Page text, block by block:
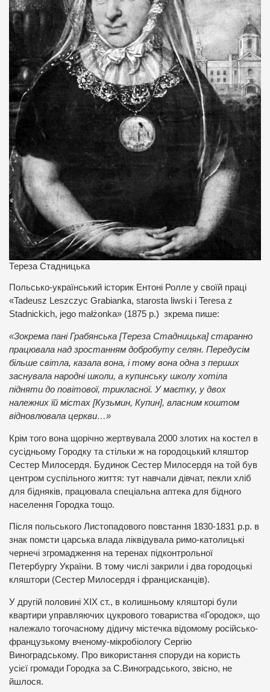
Тереза Стадницька
Польсько-український історик Ентоні Ролле у своїй праці
«Tadeusz Leszczyc Grabianka, starosta liwski i Teresa z
Stadnickich, jego małżonka» (1875 р.) зкрема пише:
«Зокрема пані Грабянська [Тереза Стадницька] старанно
працювала над зростанням добробуту селян. Передусім
більше світла, казала вона, і тому вона одна з перших
заснувала народні школи, а купинську школу хотіла
підняти до повітової, трикласної. У маєтку, у двох
належних їй містах [Кузьмин, Купин], власним коштом
відновлювала церкви…»
Крім того вона щорічно жертвувала 2000 злотих на костел в
сусідньому Городку та стільки ж на городоцький кляштор
Сестер Милосердя. Будинок Сестер Милосердя на той був
центром суспільного життя: тут навчали дівчат, пекли хліб
для бідняків, працювала спеціальна аптека для бідного
населення Городка тощо.
Після польського Листопадового повстання 1830-1831 р.р. в
знак помсти царська влада ліквідувала римо-католицькі
чернечі згромадження на теренах підконтрольної
Петербургу України. В тому числі закрили і два городоцькі
кляштори (Сестер Милосердя і францисканців).
У другій половині ХІХ ст., в колишньому кляшторі були
квартири управляючих цукрового товариства «Городок», що
належало тогочасному дідичу містечка відомому російсько-
французькому вченому-мікробіологу Сергію
Виноградському. Про використання споруди на користь
усієї громади Городка за С.Виноградського, звісно, не
йшлося.